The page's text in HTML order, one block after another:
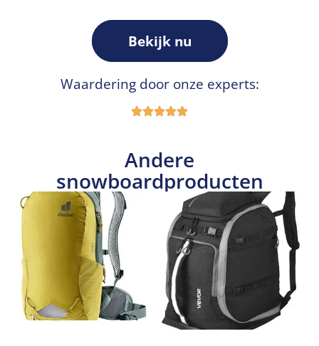
Bekijk nu
Waardering door onze experts:
Andere
snowboardproducten